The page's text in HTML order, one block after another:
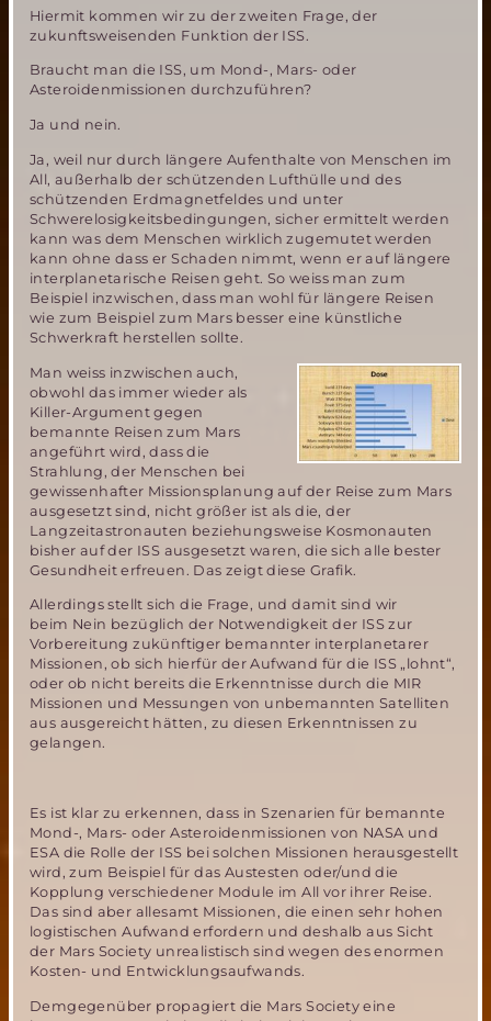
Hiermit kommen wir zu der zweiten Frage, der
zukunftsweisenden Funktion der ISS.
Braucht man die ISS, um Mond-, Mars- oder
Asteroidenmissionen durchzuführen?
Ja und nein.
Ja, weil nur durch längere Aufenthalte von Menschen im
All, außerhalb der schützenden Lufthülle und des
schützenden Erdmagnetfeldes und unter
Schwerelosigkeitsbedingungen, sicher ermittelt werden
kann was dem Menschen wirklich zugemutet werden
kann ohne dass er Schaden nimmt, wenn er auf längere
interplanetarische Reisen geht. So weiss man zum
Beispiel inzwischen, dass man wohl für längere Reisen
wie zum Beispiel zum Mars besser eine künstliche
Schwerkraft herstellen sollte.
Man weiss inzwischen auch,
obwohl das immer wieder als
Killer-Argument gegen
bemannte Reisen zum Mars
angeführt wird, dass die
Strahlung, der Menschen bei
gewissenhafter Missionsplanung auf der Reise zum Mars
ausgesetzt sind, nicht größer ist als die, der
Langzeitastronauten beziehungsweise Kosmonauten
bisher auf der ISS ausgesetzt waren, die sich alle bester
Gesundheit erfreuen. Das zeigt diese Grafik.
Allerdings stellt sich die Frage, und damit sind wir
beim Nein bezüglich der Notwendigkeit der ISS zur
Vorbereitung zukünftiger bemannter interplanetarer
Missionen, ob sich hierfür der Aufwand für die ISS „lohnt“,
oder ob nicht bereits die Erkenntnisse durch die MIR
Missionen und Messungen von unbemannten Satelliten
aus ausgereicht hätten, zu diesen Erkenntnissen zu
gelangen.
Es ist klar zu erkennen, dass in Szenarien für bemannte
Mond-, Mars- oder Asteroidenmissionen von NASA und
ESA die Rolle der ISS bei solchen Missionen herausgestellt
wird, zum Beispiel für das Austesten oder/und die
Kopplung verschiedener Module im All vor ihrer Reise.
Das sind aber allesamt Missionen, die einen sehr hohen
logistischen Aufwand erfordern und deshalb aus Sicht
der Mars Society unrealistisch sind wegen des enormen
Kosten- und Entwicklungsaufwands.
Demgegenüber propagiert die Mars Society eine